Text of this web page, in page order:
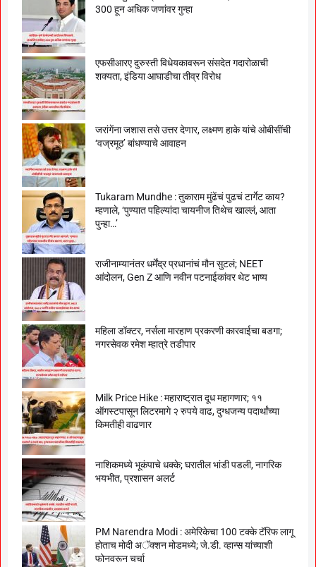
300 हून अधिक जणांवर गुन्हा
एफसीआरए दुरुस्ती विधेयकावरून संसदेत गदारोळाची
शक्यता, इंडिया आघाडीचा तीव्र विरोध
जरांगेंना जशास तसे उत्तर देणार, लक्ष्मण हाके यांचे ओबीसींची
‘वज्रमूठ’ बांधण्याचे आवाहन
Tukaram Mundhe : तुकाराम मुंढेंचं पुढचं टार्गेट काय?
म्हणाले, ‘पुण्यात पहिल्यांदा चायनीज तिथेच खाल्लं, आता
पुन्हा…’
राजीनाम्यानंतर धर्मेंद्र प्रधानांचं मौन सुटलं; NEET
आंदोलन, Gen Z आणि नवीन पटनाईकांवर थेट भाष्य
महिला डॉक्टर, नर्सला मारहाण प्रकरणी कारवाईचा बडगा;
नगरसेवक रमेश म्हात्रे तडीपार
Milk Price Hike : महाराष्ट्रात दूध महागणार; ११
ऑगस्टपासून लिटरमागे २ रुपये वाढ, दुग्धजन्य पदार्थांच्या
किमतीही वाढणार
नाशिकमध्ये भूकंपाचे धक्के; घरातील भांडी पडली, नागरिक
भयभीत, प्रशासन अलर्ट
PM Narendra Modi : अमेरिकेचा 100 टक्के टॅरिफ लागू
होताच मोदी अॅक्शन मोडमध्ये; जे.डी. व्हान्स यांच्याशी
फोनवरून चर्चा